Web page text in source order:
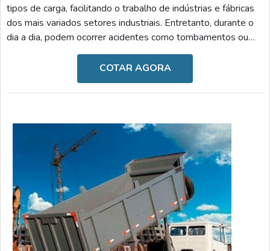
tipos de carga, facilitando o trabalho de indústrias e fábricas
dos mais variados setores industriais. Entretanto, durante o
dia a dia, podem ocorrer acidentes como tombamentos ou
riscos durante o processo de descarga.Para que isso não
ocorra, o investimento em um inclinômetro para caminhão é a
melhor alternativa, uma vez que o dispositivo mede as
inclinações frontais e laterais da estrutura em que ele está
COTAR AGORA